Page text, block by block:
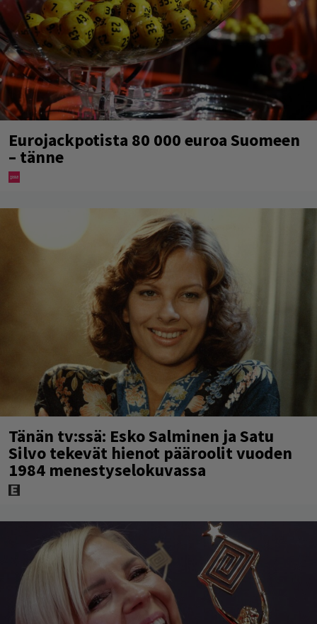
Eurojackpotista 80 000 euroa Suomeen
– tänne
Tänän tv:ssä: Esko Salminen ja Satu
Silvo tekevät hienot pääroolit vuoden
1984 menestyselokuvassa